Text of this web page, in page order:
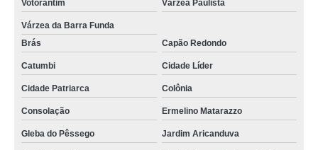
Votorantim Várzea Paulista
Várzea da Barra Funda
Brás
Capão Redondo
Catumbi Cidade Líder
Cidade Patriarca Colônia
Consolação Ermelino Matarazzo
Gleba do Pêssego Jardim Aricanduva